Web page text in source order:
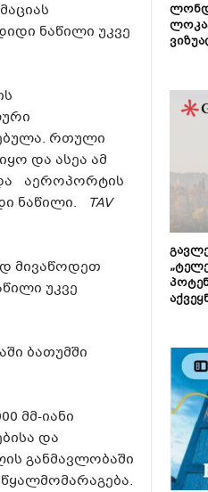
ნაწილი უკვე
რთული
და ასეა ამ
აეროპორტის
ნაწილი.
TAV
მივაწოდეთ
უკვე
ბათუმში
მმ-იანი
და
განმავლობაში